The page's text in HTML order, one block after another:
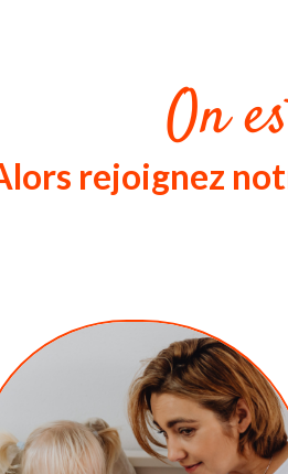
On
rejoignez